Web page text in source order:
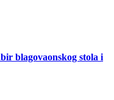
blagovaonskog stola i